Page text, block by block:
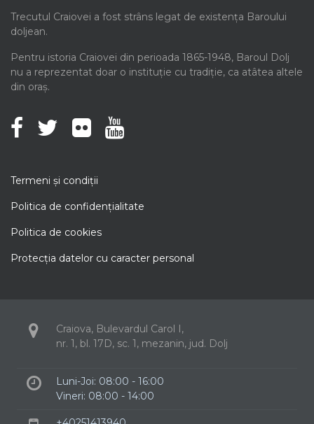
Trecutul Craiovei a fost strâns legat de existența Baroului
doljean.
Pentru istoria Craiovei din perioada 1865-1948, Baroul Dolj
nu a reprezentat doar o instituție cu tradiție, ca atâtea altele
din oraș.
Termeni şi condiţii
Politica de confidenţialitate
Politica de cookies
Protecţia datelor cu caracter personal
Craiova, Bulevardul Carol I,
nr. 1, bl. 17D, sc. 1, mezanin, jud. Dolj
Luni-Joi: 08:00 - 16:00
Vineri: 08:00 - 14:00